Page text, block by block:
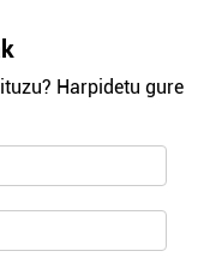
Harpidetu gure